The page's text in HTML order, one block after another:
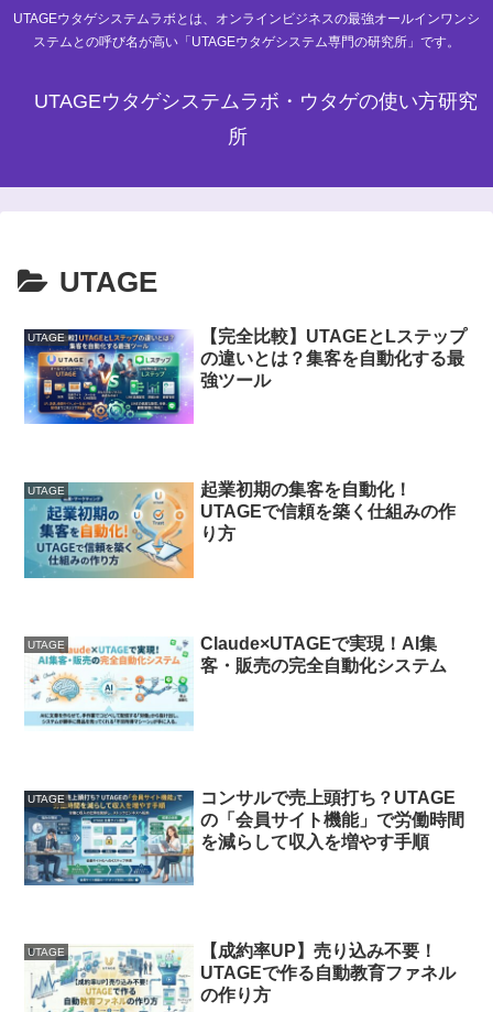
UTAGEウタゲシステムラボとは、オンラインビジネスの最強オールインワンシ
ステムとの呼び名が高い「UTAGEウタゲシステム専門の研究所」です。
UTAGEウタゲシステムラボ・ウタゲの使い方研究
所
UTAGE
UTAGE
【完全比較】UTAGEとLステップ
の違いとは？集客を自動化する最
強ツール
UTAGE
起業初期の集客を自動化！
UTAGEで信頼を築く仕組みの作
り方
UTAGE
Claude×UTAGEで実現！AI集
客・販売の完全自動化システム
UTAGE
コンサルで売上頭打ち？UTAGE
の「会員サイト機能」で労働時間
を減らして収入を増やす手順
UTAGE
【成約率UP】売り込み不要！
UTAGEで作る自動教育ファネル
の作り方